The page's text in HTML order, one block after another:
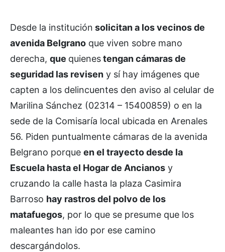
Desde la institución solicitan a los vecinos de
avenida Belgrano que viven sobre mano
derecha, que quienestengan cámaras de
seguridad las revisen y sí hay imágenes que
capten a los delincuentes den aviso al celular de
Marilina Sánchez (02314 – 15400859) o en la
sede de la Comisaría local ubicada en Arenales
56. Piden puntualmente cámaras de la avenida
Belgrano porque en el trayecto desde la
Escuela hasta el Hogar de Ancianos y
cruzando la calle hasta la plaza Casimira
Barroso hay rastros del polvo de los
matafuegos, por lo que se presume que los
maleantes han ido por ese camino
descargándolos.